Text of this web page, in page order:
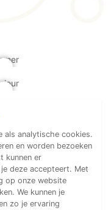
als analytische cookies.
en worden bezoeken
kunnen er
deze accepteert. Met
op onze website
We kunnen je
zo je ervaring